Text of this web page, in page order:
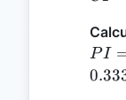
{30}
PI =
TC
PI